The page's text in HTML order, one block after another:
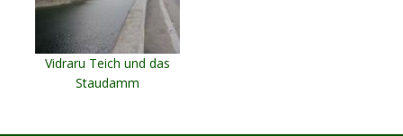
Vidraru Teich und das
Staudamm